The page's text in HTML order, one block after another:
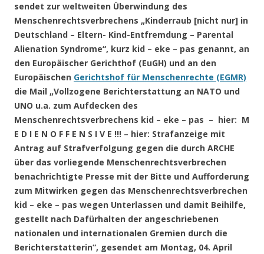
sendet zur weltweiten Überwindung des
Menschenrechtsverbrechens „Kinderraub [nicht nur] in
Deutschland – Eltern- Kind-Entfremdung – Parental
Alienation Syndrome“, kurz kid – eke – pas genannt, an
den Europäischer Gerichthof (EuGH) und an den
Europäischen Gerichtshof für Menschenrechte (EGMR)
die Mail „Vollzogene Berichterstattung an NATO und
UNO u.a. zum Aufdecken des
Menschenrechtsverbrechens kid – eke – pas – hier: M
E D I E N O F F E N S I V E !!! – hier: Strafanzeige mit
Antrag auf Strafverfolgung gegen die durch ARCHE
über das vorliegende Menschenrechtsverbrechen
benachrichtigte Presse mit der Bitte und Aufforderung
zum Mitwirken gegen das Menschenrechtsverbrechen
kid – eke – pas wegen Unterlassen und damit Beihilfe,
gestellt nach Dafürhalten der angeschriebenen
nationalen und internationalen Gremien durch die
Berichterstatterin“, gesendet am Montag, 04. April